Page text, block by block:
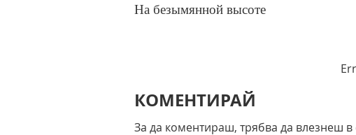
На безымянной высоте
КОМЕНТИРАЙ
За да коментираш, трябва да влезнеш